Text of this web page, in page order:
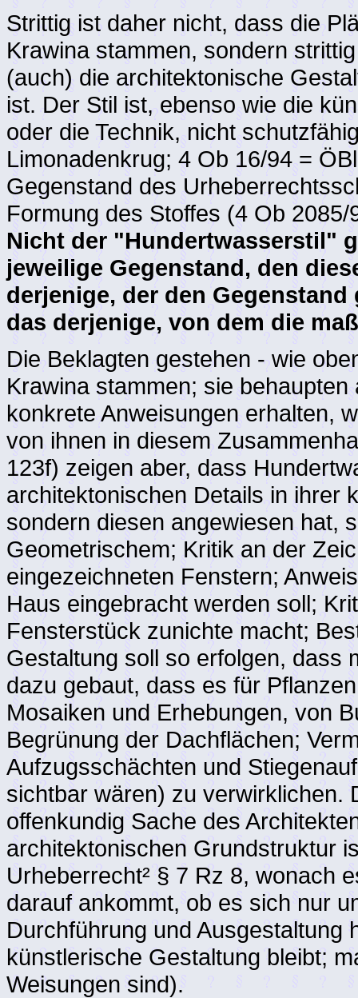
Strittig ist daher nicht, dass die
Krawina stammen, sondern
(auch) die architektonische
ist. Der Stil ist, ebenso wie die
oder die Technik, nicht
Limonadenkrug; 4 Ob 16/94 =
Gegenstand des
Formung des Stoffes (4 Ob
Nicht der "Hundertwasserstil"
jeweilige Gegenstand, den
derjenige, der den
das derjenige, von dem die
Die Beklagten gestehen - wie
Krawina stammen; sie
konkrete Anweisungen erhalten,
von ihnen in diesem
123f) zeigen aber, dass
architektonischen Details in ihrer
sondern diesen angewiesen hat,
Geometrischem; Kritik an der
eingezeichneten Fenstern;
Haus eingebracht werden soll;
Fensterstück zunichte macht;
Gestaltung soll so erfolgen, dass
dazu gebaut, dass es für
Mosaiken und Erhebungen, von
Begrünung der Dachflächen;
Aufzugsschächten und
sichtbar wären) zu verwirklichen.
offenkundig Sache des
architektonischen Grundstruktur
Urheberrecht² § 7 Rz 8, wonach
darauf ankommt, ob es sich nur
Durchführung und Ausgestaltung
künstlerische Gestaltung bleibt;
Weisungen sind).